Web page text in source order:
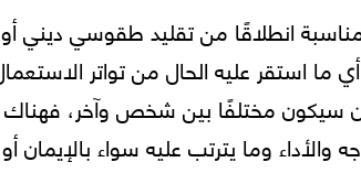
انطلاقًا من تقليد طقوسي ديني
أي ما استقر عليه الحال من تواتر
سيكون مختلفًا بين شخص وآخر، فهناك
وما يترتب عليه سواء بالإيمان أو